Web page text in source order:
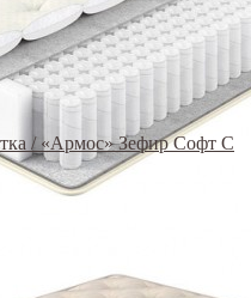
/ «Армос» Зефир Софт С